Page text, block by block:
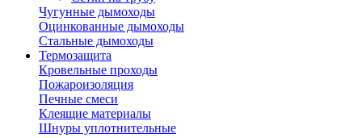
Чугунные дымоходы
Оцинкованные дымоходы
Стальные дымоходы
Термозащита
Кровельные проходы
Пожароизоляция
Печные смеси
Клеящие материалы
Шнуры уплотнительные